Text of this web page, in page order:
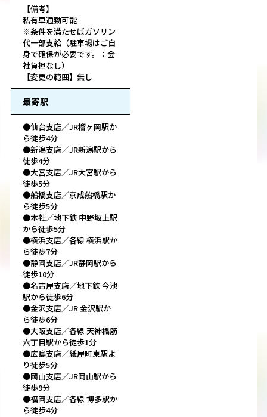
【備考】
私有車通勤可能
※条件を満たせばガソリン
代一部支給（駐車場はご自
身で確保が必要です。：会
社負担なし）
【変更の範囲】無し
最寄駅
●仙台支店／JR榴ヶ岡駅か
ら徒歩4分
●新潟支店／JR新潟駅から
徒歩4分
●大宮支店／JR大宮駅から
徒歩5分
●船橋支店／京成船橋駅か
ら徒歩5分
●本社／地下鉄 中野坂上駅
から徒歩5分
●横浜支店／各線 横浜駅か
ら徒歩7分
●静岡支店／JR静岡駅から
徒歩10分
●名古屋支店／地下鉄 今池
駅から徒歩6分
●金沢支店／JR 金沢駅か
ら徒歩6分
●大阪支店／各線 天神橋筋
六丁目駅から徒歩1分
●広島支店／紙屋町東駅よ
り徒歩5分
●岡山支店／JR岡山駅から
徒歩9分
●福岡支店／各線 博多駅か
ら徒歩4分